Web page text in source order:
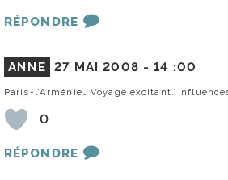
RÉPONDRE
ANNE 27 MAI 2008 -14 :00
Paris-l’Arménie… Voyage excitant.
0
RÉPONDRE